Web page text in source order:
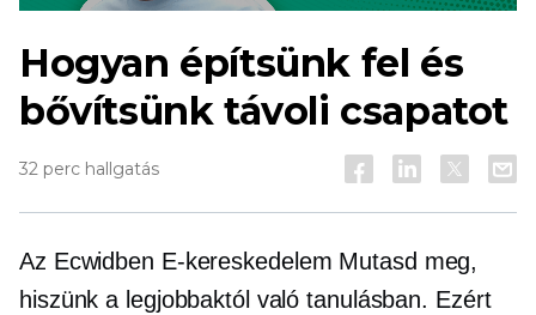
Hogyan építsünk fel és
bővítsünk távoli csapatot
32 perc hallgatás
Az Ecwidben E-kereskedelem Mutasd meg,
hiszünk a legjobbaktól való tanulásban. Ezért